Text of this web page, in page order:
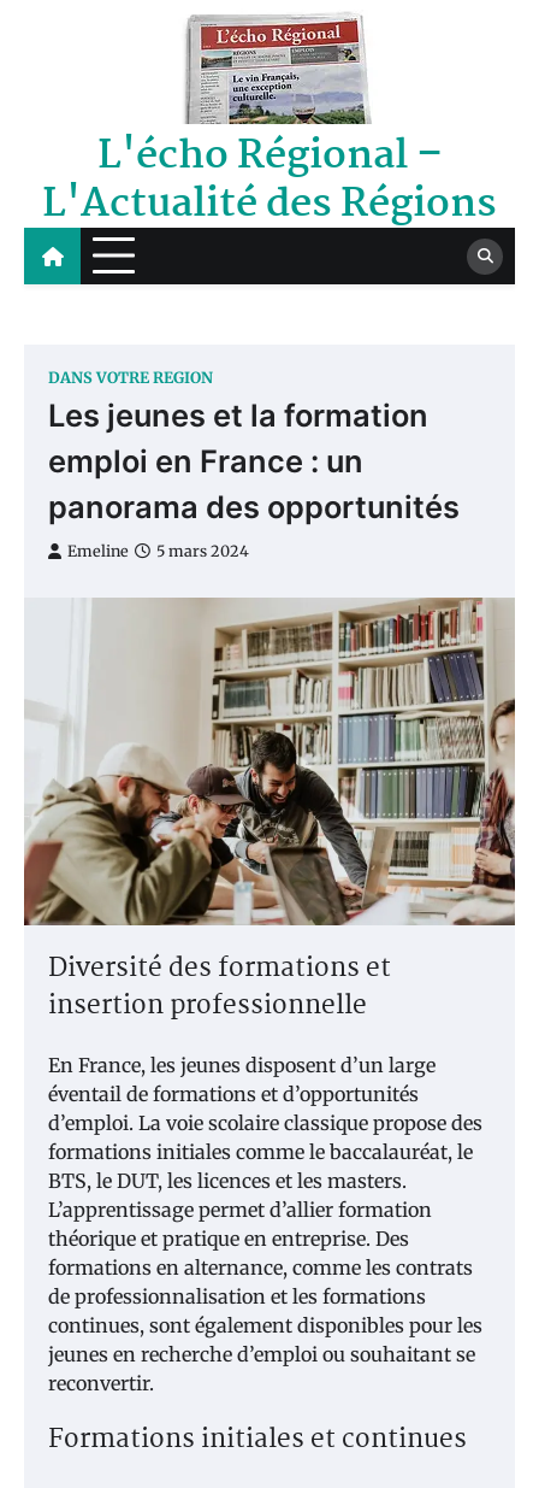
L'écho Régional –
L'Actualité des Régions
DANS VOTRE REGION
Les jeunes et la formation
emploi en France : un
panorama des opportunités
Emeline 5 mars 2024
Diversité des formations et
insertion professionnelle
En France, les jeunes disposent d’un large
éventail de formations et d’opportunités
d’emploi. La voie scolaire classique propose des
formations initiales comme le baccalauréat, le
BTS, le DUT, les licences et les masters.
L’apprentissage permet d’allier formation
théorique et pratique en entreprise. Des
formations en alternance, comme les contrats
de professionnalisation et les formations
continues, sont également disponibles pour les
jeunes en recherche d’emploi ou souhaitant se
reconvertir.
Formations initiales et continues